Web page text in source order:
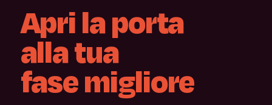
Aprilaporta
allatua
fasemigliore